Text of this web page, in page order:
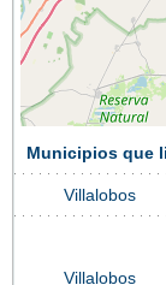
Municipios que
Villalobos
Villalobos